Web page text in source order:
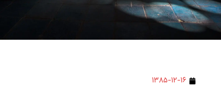
۱۳۸۵-۱۲-۱۶